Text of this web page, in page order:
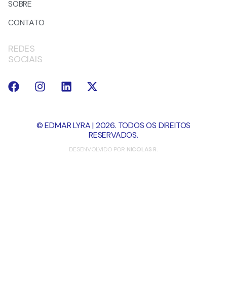
SOBRE
CONTATO
REDES
SOCIAIS
© EDMAR LYRA | 2026. TODOS OS DIREITOS
RESERVADOS.
DESENVOLVIDO POR NICOLAS R.